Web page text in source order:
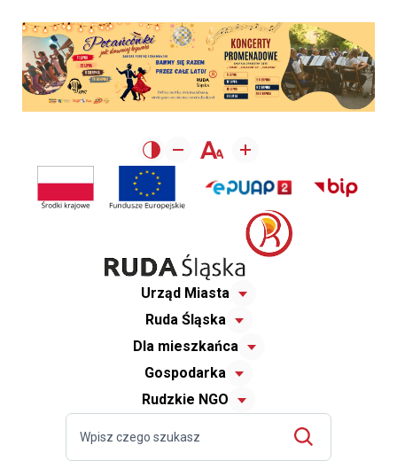
Urząd Miasta
Ruda Śląska
Dla mieszkańca
Gospodarka
Rudzkie NGO